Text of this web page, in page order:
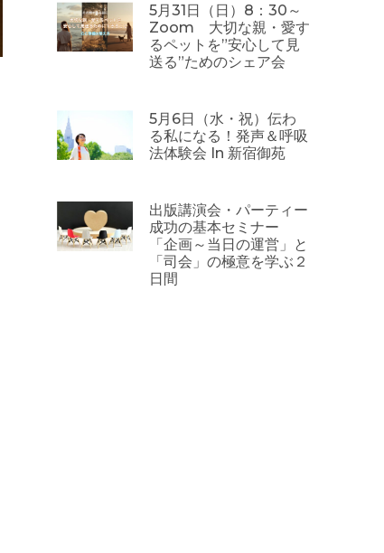
5月31日（日）8：30～
Zoom 大切な親・愛す
るペットを”安心して見
送る”ためのシェア会
5月6日（水・祝）伝わ
る私になる！発声＆呼吸
法体験会 In 新宿御苑
出版講演会・パーティー
成功の基本セミナー
「企画～当日の運営」と
「司会」の極意を学ぶ２
日間